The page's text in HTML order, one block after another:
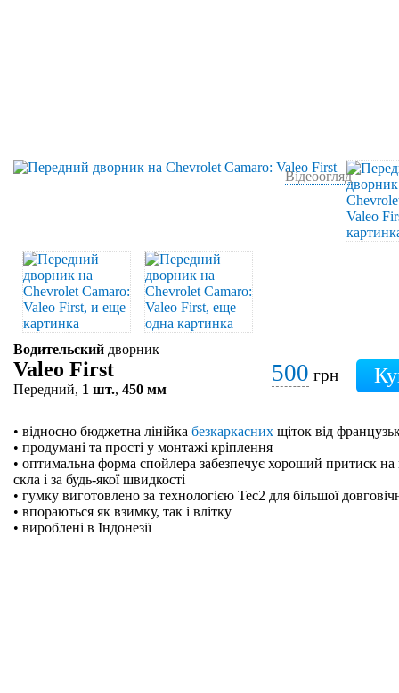
Відеоогляд
Водительский дворник
Valeo First
Передний, 1 шт., 450 мм
500 грн
• відносно бюджетна лінійка безкаркасних щіток від
• продумані та прості у монтажі кріплення
• оптимальна форма спойлера забезпечує хороший притиск на
скла і за будь-якої швидкості
• гумку виготовлено за технологією Tec2 для більшої
• впораються як взимку, так і влітку
• вироблені в Індонезії